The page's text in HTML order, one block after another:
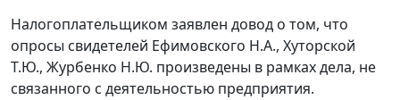
Налогоплательщиком заявлен довод о том, что
опросы свидетелей Ефимовского Н.А., Хуторской
Т.Ю., Журбенко Н.Ю. произведены в рамках дела, не
связанного с деятельностью предприятия.